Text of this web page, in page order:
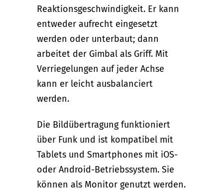
Reaktionsgeschwindigkeit. Er kann
entweder aufrecht eingesetzt
werden oder unterbaut; dann
arbeitet der Gimbal als Griff. Mit
Verriegelungen auf jeder Achse
kann er leicht ausbalanciert
werden.
Die Bildübertragung funktioniert
über Funk und ist kompatibel mit
Tablets und Smartphones mit iOS-
oder Android-Betriebssystem. Sie
können als Monitor genutzt werden.